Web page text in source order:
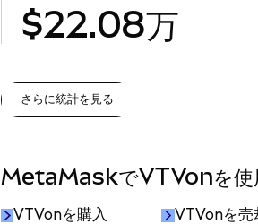
$22.08万
さらに統計を見る
MetaMaskでVTVonを使
VTVonを購入 VTVonを売